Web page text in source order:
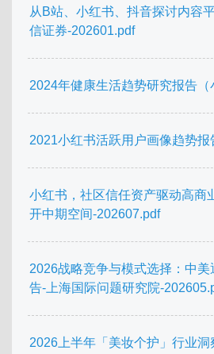
从B站、小红书、抖音探讨内容
信证券-202601.pdf
2024年健康生活趋势研究报告
2021小红书活跃用户画像趋势报
小红书，社区信任资产驱动高商
开中期空间-202607.pdf
2026战略竞争与模式选择：中
告-上海国际问题研究院-
2026上半年「美妆个护」行业